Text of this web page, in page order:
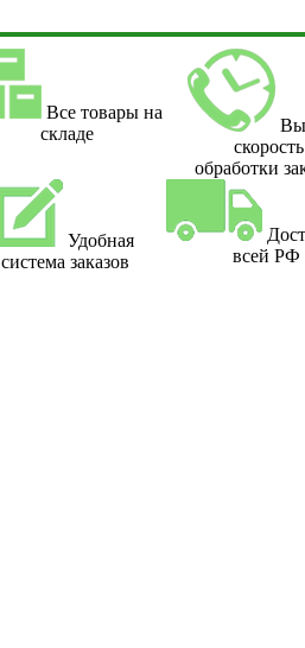
Все товары на
складе
скорость
обработки
Удобная
система заказов
всей РФ